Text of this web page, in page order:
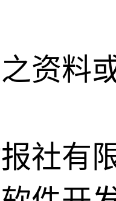
资料
社有